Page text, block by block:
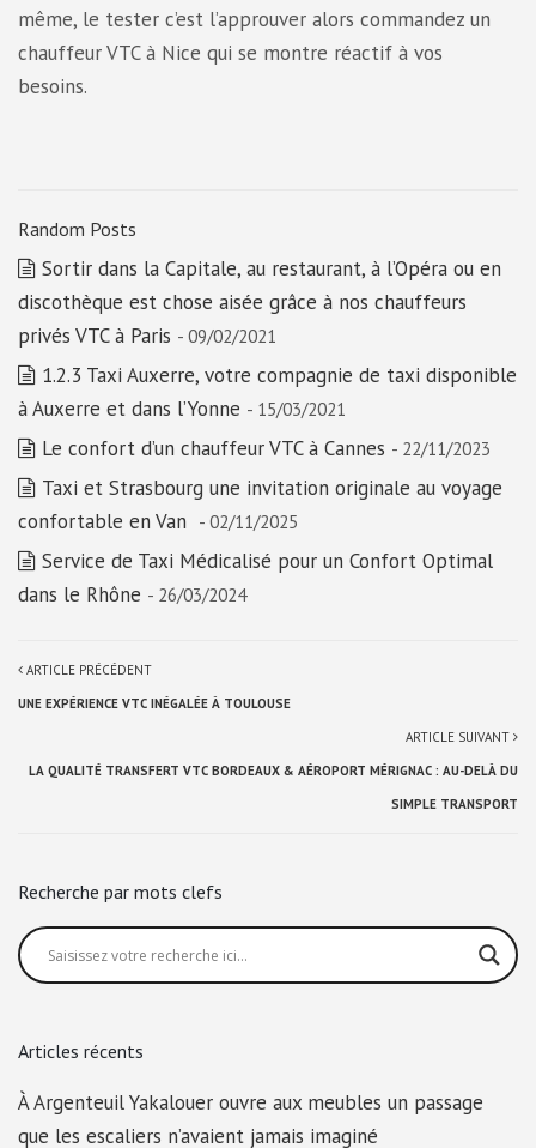
même, le tester c’est l’approuver alors commandez un
chauffeur VTC à Nice qui se montre réactif à vos
besoins.
Random Posts
Sortir dans la Capitale, au restaurant, à l’Opéra ou en
discothèque est chose aisée grâce à nos chauffeurs
privés VTC à Paris - 09/02/2021
1.2.3 Taxi Auxerre, votre compagnie de taxi disponible
à Auxerre et dans l’Yonne - 15/03/2021
Le confort d’un chauffeur VTC à Cannes - 22/11/2023
Taxi et Strasbourg une invitation originale au voyage
confortable en Van - 02/11/2025
Service de Taxi Médicalisé pour un Confort Optimal
dans le Rhône - 26/03/2024
ARTICLE PRÉCÉDENT
UNE EXPÉRIENCE VTC INÉGALÉE À TOULOUSE
ARTICLE SUIVANT
LA QUALITÉ TRANSFERT VTC BORDEAUX & AÉROPORT MÉRIGNAC : AU-DELÀ DU
SIMPLE TRANSPORT
Recherche par mots clefs
Articles récents
À Argenteuil Yakalouer ouvre aux meubles un passage
que les escaliers n’avaient jamais imaginé